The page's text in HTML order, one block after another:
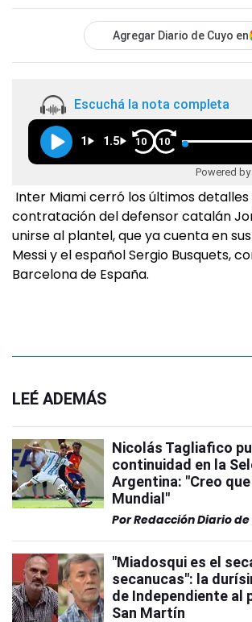
Agregar Diario de Cuyo en
Escuchá la nota completa
1 1.5 10 10
Powered
Inter Miami cerró los últimos
contratación del defensor catalán
unirse al plantel, que ya cuenta en
Messi y el español Sergio Busquets,
Barcelona de España.
LEÉ ADEMÁS
Nicolás Tagliafico
continuidad en la
Argentina: "Creo
Mundial"
PorRedacción Diario
"Miadosqui es el
secanucas": la
de Independiente al
San Martín